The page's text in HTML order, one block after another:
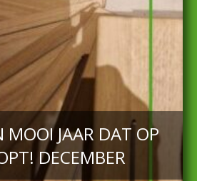
JAAR DAT OP
DECEMBER